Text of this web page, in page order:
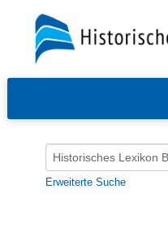
Erweiterte Suche